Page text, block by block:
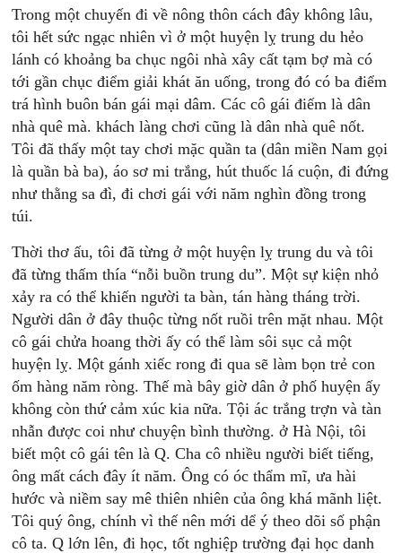
Trong một chuyến đi về nông thôn cách đây không lâu,
tôi hết sức ngạc nhiên vì ở một huyện lỵ trung du hẻo
lánh có khoảng ba chục ngôi nhà xây cất tạm bợ mà có
tới gần chục điểm giải khát ăn uống, trong đó có ba điểm
trá hình buôn bán gái mại dâm. Các cô gái điếm là dân
nhà quê mà. khách làng chơi cũng là dân nhà quê nốt.
Tôi đã thấy một tay chơi mặc quần ta (dân miền Nam gọi
là quần bà ba), áo sơ mi trắng, hút thuốc lá cuộn, đi đứng
như thằng sa đì, đi chơi gái với năm nghìn đồng trong
túi.
Thời thơ ấu, tôi đã từng ở một huyện lỵ trung du và tôi
đã từng thấm thía “nỗi buồn trung du”. Một sự kiện nhỏ
xảy ra có thể khiến người ta bàn, tán hàng tháng trời.
Người dân ở đây thuộc từng nốt ruồi trên mặt nhau. Một
cô gái chửa hoang thời ấy có thể làm sôi sục cả một
huyện lỵ. Một gánh xiếc rong đi qua sẽ làm bọn trẻ con
ốm hàng năm ròng. Thế mà bây giờ dân ở phố huyện ấy
không còn thứ cảm xúc kia nữa. Tội ác trắng trợn và tàn
nhẫn được coi như chuyện bình thường. ở Hà Nội, tôi
biết một cô gái tên là Q. Cha cô nhiều người biết tiếng,
ông mất cách đây ít năm. Ông có óc thẩm mĩ, ưa hài
hước và niềm say mê thiên nhiên của ông khá mãnh liệt.
Tôi quý ông, chính vì thế nên mới dể ý theo dõi số phận
cô ta. Q lớn lên, đi học, tốt nghiệp trường đại học danh